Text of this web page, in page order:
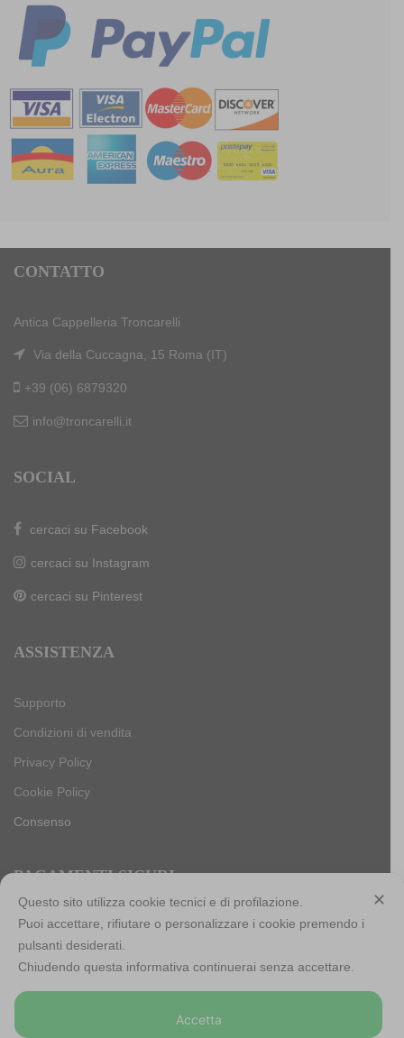
CONTATTO
Antica Cappelleria Troncarelli
Via della Cuccagna, 15 Roma (IT)
+39 (06) 6879320
info@troncarelli.it
SOCIAL
cercaci su Facebook
cercaci su Instagram
cercaci su Pinterest
ASSISTENZA
Supporto
Condizioni di vendita
Privacy Policy
Cookie Policy
Consenso
PAGAMENTI SICURI
Antica Cappelleria Troncarelli s.r.l. a socio unico
Codice Fiscale, Iscrizione registro imprese di Roma e Partita
IVA: 05803741007
✕
Questo sito utilizza cookie tecnici e di profilazione.
Puoi accettare, rifiutare o personalizzare i cookie premendo i
pulsanti desiderati.
Chiudendo questa informativa continuerai senza accettare.
Accetta